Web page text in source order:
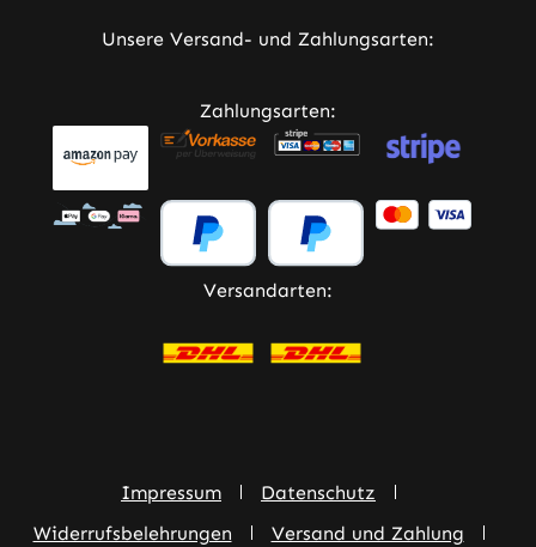
Unsere Versand- und Zahlungsarten:
Zahlungsarten:
Versandarten:
Impressum
Datenschutz
Widerrufsbelehrungen
Versand und Zahlung